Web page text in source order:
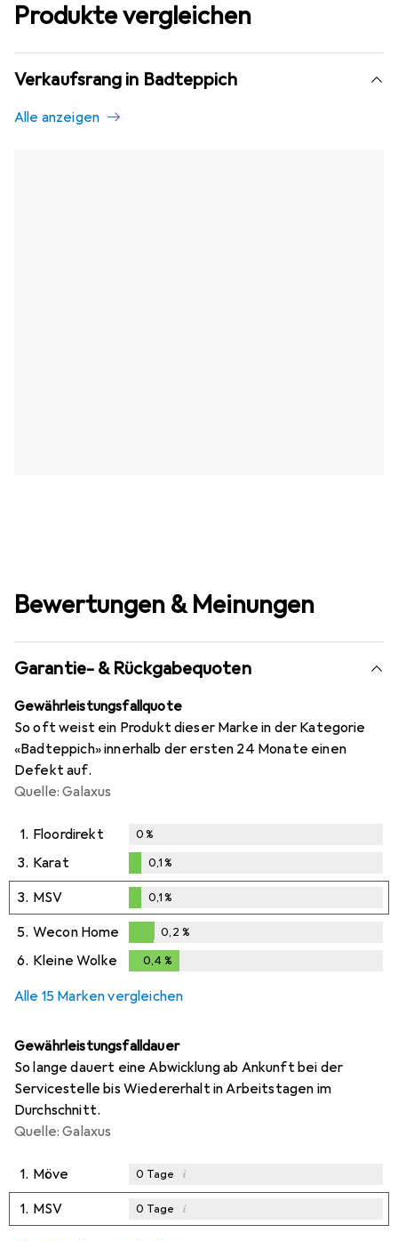
Produkte vergleichen
Verkaufsrang in Badteppich
Alle anzeigen
Bewertungen & Meinungen
Garantie- & Rückgabequoten
Gewährleistungsfallquote
So oft weist ein Produkt dieser Marke in der Kategorie
«Badteppich» innerhalb der ersten 24 Monate einen
Defekt auf.
Quelle: Galaxus
1. Floordirekt 0%
3. Karat
0,1%
0,1%
3. MSV
0,1%
0,1%
5. Wecon Home
0,2%
0,2 %
6. Kleine Wolke 0,4 %
Alle 15 Marken vergleichen
Gewährleistungsfalldauer
So lange dauert eine Abwicklung ab Ankunft bei der
Servicestelle bis Wiedererhalt in Arbeitstagen im
Durchschnitt.
Quelle: Galaxus
1. Möve 0 Tage i
1. MSV 0 Tage i